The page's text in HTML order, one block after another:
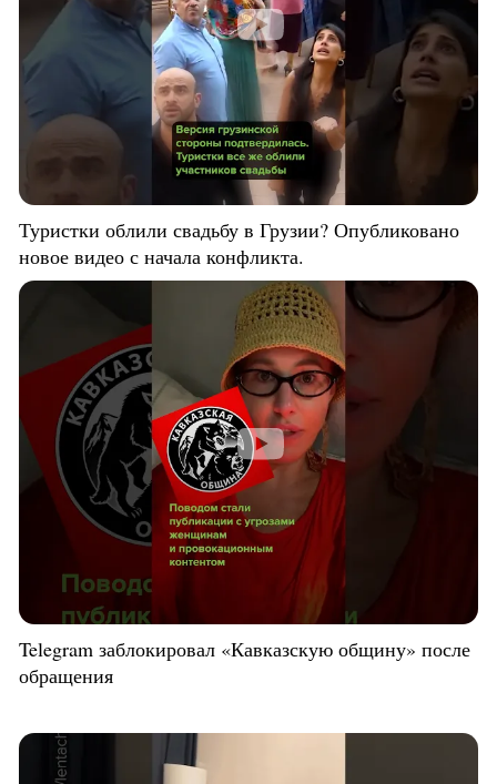
Туристки облили свадьбу в Грузии? Опубликовано
новое видео с начала конфликта.
Telegram заблокировал «Кавказскую общину» после
обращения